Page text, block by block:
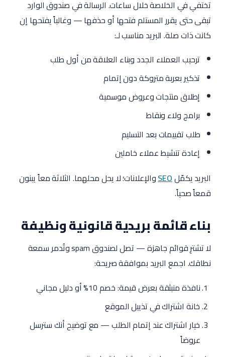
تختفي في الخلاصة خلال ساعات. الرسالة في صندوق الوارد
تبقى حتى يقرر المستلم فتحها أو حذفها — وغالباً يفتحها إن
كانت ذات صلة. البريد مناسب لـ:
ترحيب العملاء الجدد وبناء العلاقة من أول طلب
تذكير بعربة متروكة دون إتمام
إطلاق منتجات وعروض موسمية
برامج ولاء ونقاط
طلب تقييمات بعد التسليم
إعادة تنشيط عملاء خاملين
البريد يكمّلSEOوالإعلانات؛ لا يحل محلهما. الثلاثة معاً يبنون
قمعاً صحياً.
بناء قائمة بريدية قانونية ونظيفة
لا تشترِ قوائم جاهزة — تصل لصندوق spam وتُدمر سمعة
نطاقك. اجمع البريد بموافقة صريحة:
نافذة منبثقة بعرض قيمة: خصم 10% أو دليل مجاني
خانة اشتراك في تذييل الموقع
خيار اشتراك عند إتمام الطلب — مع توضيح أنك سترسل
عروضاً